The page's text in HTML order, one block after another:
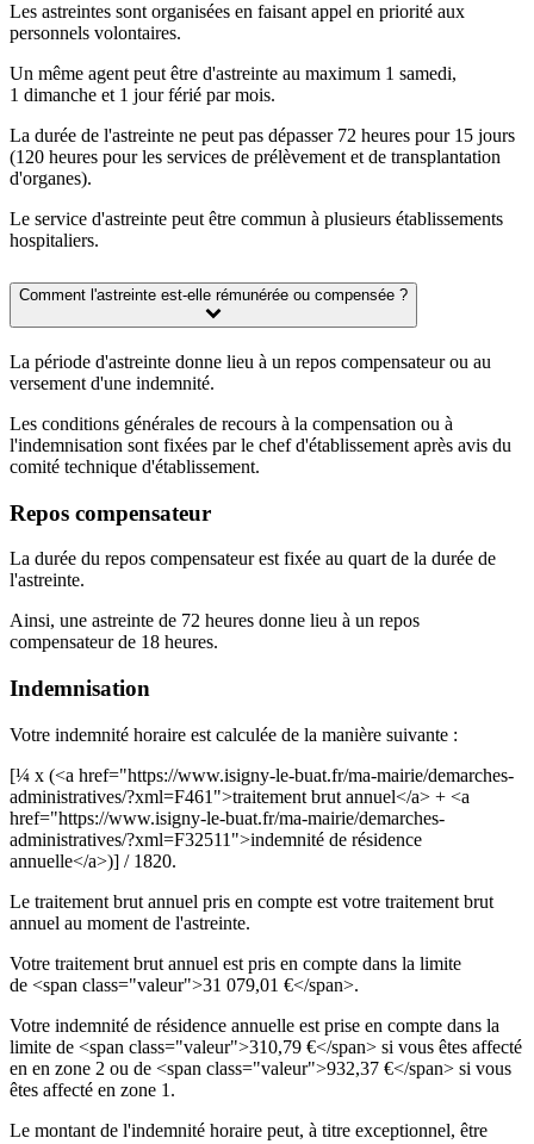
Les astreintes sont organisées en faisant appel en priorité aux
personnels volontaires.
Un même agent peut être d'astreinte au maximum 1 samedi,
1 dimanche et 1 jour férié par mois.
La durée de l'astreinte ne peut pas dépasser 72 heures pour 15 jours
(120 heures pour les services de prélèvement et de transplantation
d'organes).
Le service d'astreinte peut être commun à plusieurs établissements
hospitaliers.
Comment l'astreinte est-elle rémunérée ou compensée ?
La période d'astreinte donne lieu à un repos compensateur ou au
versement d'une indemnité.
Les conditions générales de recours à la compensation ou à
l'indemnisation sont fixées par le chef d'établissement après avis du
comité technique d'établissement.
Repos compensateur
La durée du repos compensateur est fixée au quart de la durée de
l'astreinte.
Ainsi, une astreinte de 72 heures donne lieu à un repos
compensateur de 18 heures.
Indemnisation
Votre indemnité horaire est calculée de la manière suivante :
[¼ x (<a href="https://www.isigny-le-buat.fr/ma-mairie/demarches-
administratives/?xml=F461">traitement brut annuel</a> + <a
href="https://www.isigny-le-buat.fr/ma-mairie/demarches-
administratives/?xml=F32511">indemnité de résidence
annuelle</a>)] / 1820.
Le traitement brut annuel pris en compte est votre traitement brut
annuel au moment de l'astreinte.
Votre traitement brut annuel est pris en compte dans la limite
de <span class="valeur">31 079,01 €</span>.
Votre indemnité de résidence annuelle est prise en compte dans la
limite de <span class="valeur">310,79 €</span> si vous êtes affecté
en en zone 2 ou de <span class="valeur">932,37 €</span> si vous
êtes affecté en zone 1.
Le montant de l'indemnité horaire peut, à titre exceptionnel, être